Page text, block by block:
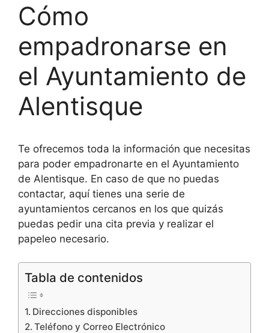
Cómo
empadronarse en
el Ayuntamiento de
Alentisque
Te ofrecemos toda la información que necesitas
para poder empadronarte en el Ayuntamiento
de Alentisque. En caso de que no puedas
contactar, aquí tienes una serie de
ayuntamientos cercanos en los que quizás
puedas pedir una cita previa y realizar el
papeleo necesario.
Tabla de contenidos
Direcciones disponibles
Teléfono y Correo Electrónico